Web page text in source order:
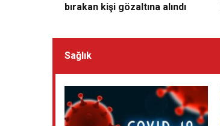
bırakan kişi gözaltına alındı
Sağlık